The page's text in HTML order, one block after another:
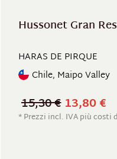
Hussonet Gran
HARAS DE PIRQUE
Chile, Maipo Valley
13,80 €
15,30 €
* Prezzi incl. IVA più costi